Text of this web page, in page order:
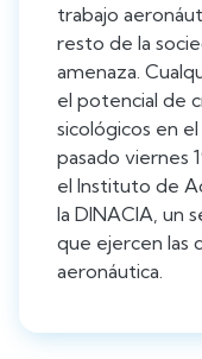
trabajo
resto de la
amenaza.
el potencial de
sicológicos en
pasado viernes
el Instituto de
la DINACIA, un
que ejercen las
aeronáutica.